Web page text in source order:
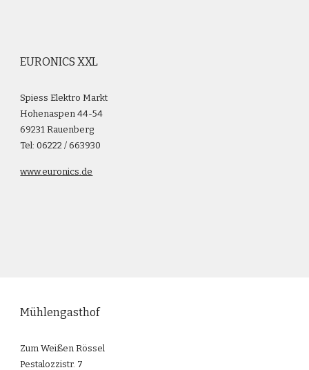
EURONICS XXL
Spiess Elektro Markt
Hohenaspen 44-54
69231 Rauenberg
Tel: 06222 / 663930
www.euronics.de
Mühlengasthof
Zum Weißen Rössel
Pestalozzistr. 7